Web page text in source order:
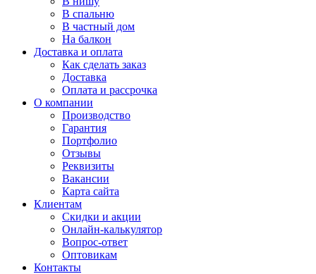
В спальню
В частный дом
На балкон
Доставка и оплата
Как сделать заказ
Доставка
Оплата и рассрочка
О компании
Производство
Гарантия
Портфолио
Отзывы
Реквизиты
Вакансии
Карта сайта
Клиентам
Скидки и акции
Онлайн-калькулятор
Вопрос-ответ
Оптовикам
Контакты